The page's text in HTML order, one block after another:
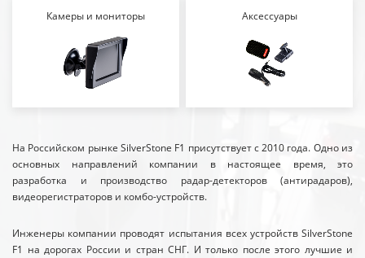
Камеры и мониторы Аксессуары
На Российском рынке SilverStone F1 присутствует с 2010 года. Одно из
основных направлений компании в настоящее время, это
разработка и производство радар-детекторов (антирадаров),
видеорегистраторов и комбо-устройств.
Инженеры компании проводят испытания всех устройств SilverStone
F1 на дорогах России и стран СНГ. И только после этого лучшие и